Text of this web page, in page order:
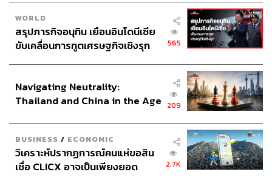
WORLD
สรุปภารกิจอนุทิน เยือนอินโดนีเซีย
ขับเคลื่อนการทูตเศรษฐกิจเชิงรุก
565
Navigating Neutrality:
Thailand and China in the Age
209
BUSINESS / ECONOMIC
วิเคราะห์ปรากฏการณ์คนแห่ขอสิน
เชื่อ CLICX อาจเป็นเพียงยอด
2.7K